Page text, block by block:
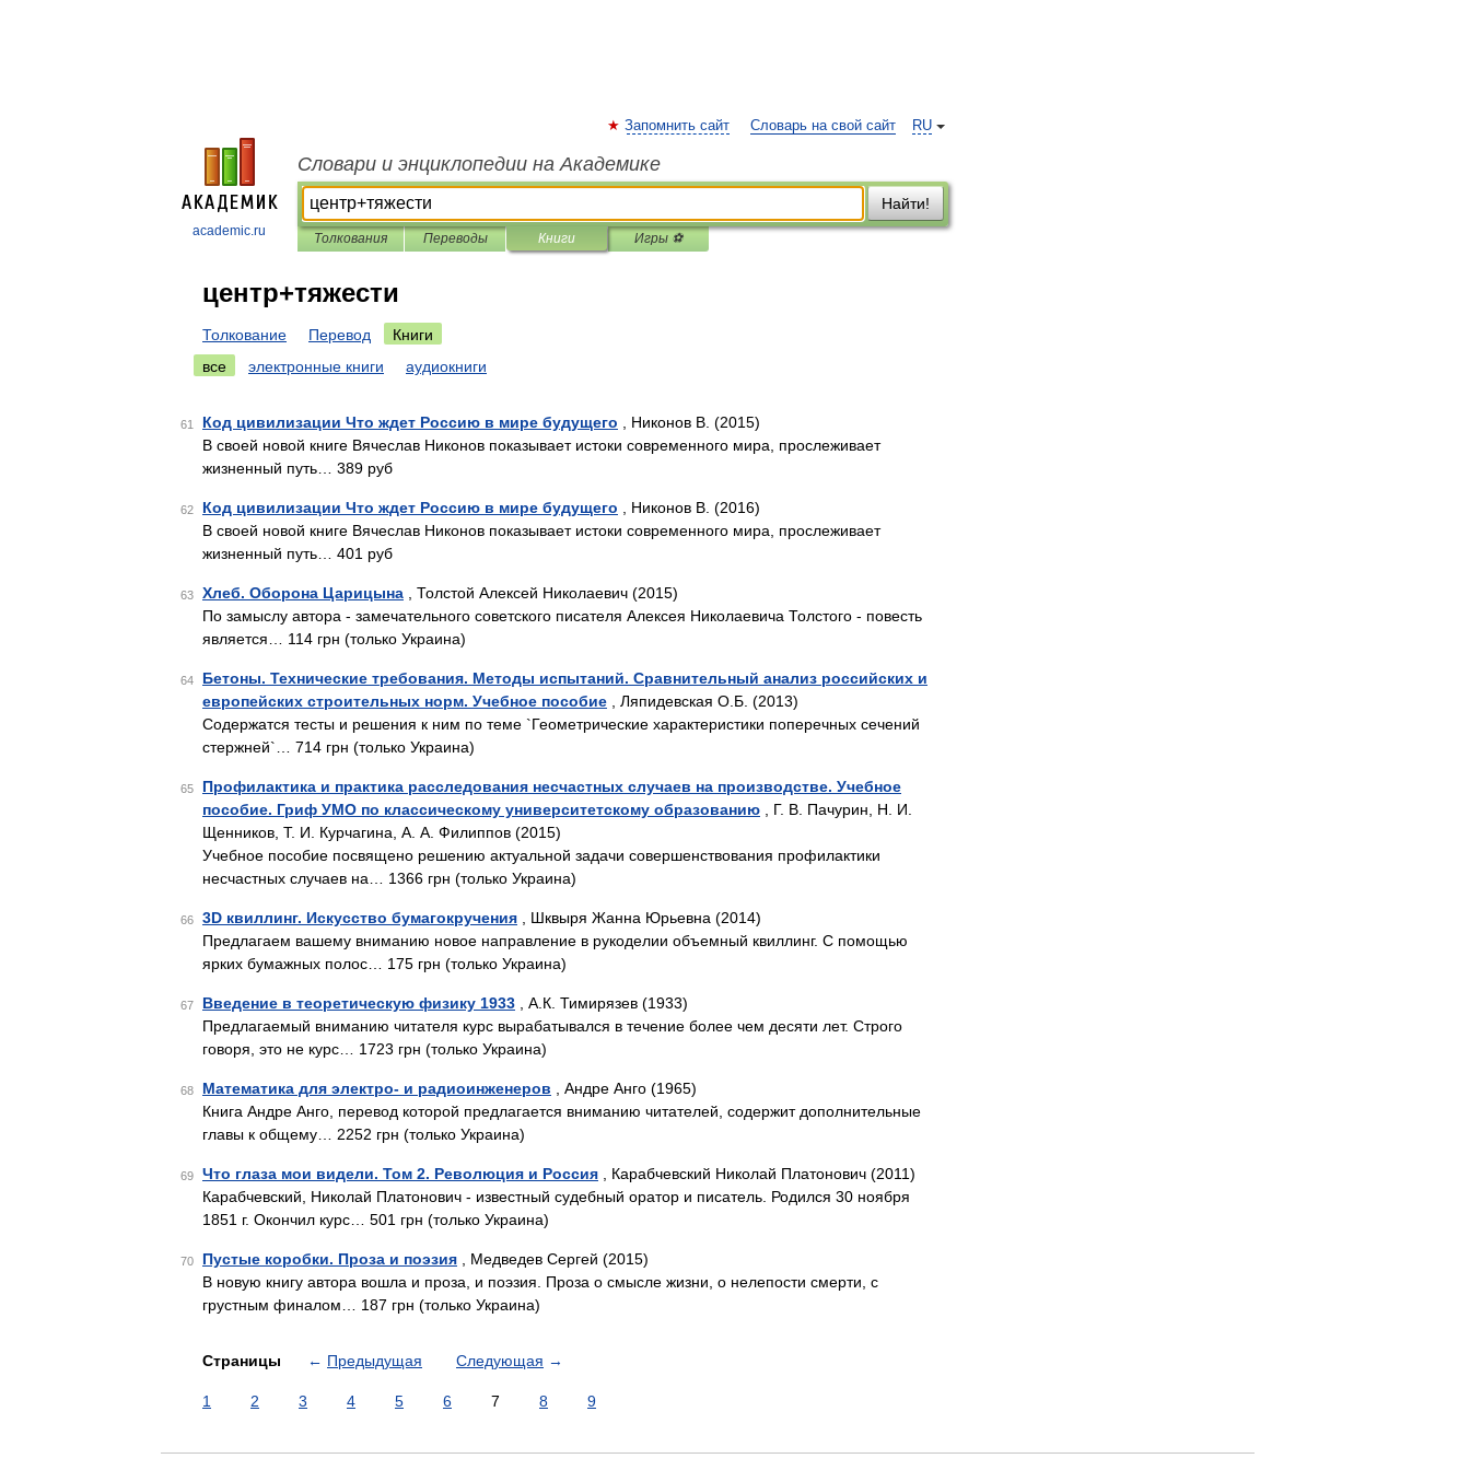
academic.ru
RU
Запомнить сайт Словарь на свой сайт
Словари и энциклопедии на Академике
Найти!
Толкования Переводы Книги Игры ⚽
центр+тяжести
Толкование Перевод
Книги
все
электронные книги аудиокниги
61 Код цивилизации Что ждет Россию в мире будущего , Никонов В. (2015)
В своей новой книге Вячеслав Никонов показывает истоки современного мира, прослеживает
жизненный путь… 389 руб
62 Код цивилизации Что ждет Россию в мире будущего , Никонов В. (2016)
В своей новой книге Вячеслав Никонов показывает истоки современного мира, прослеживает
жизненный путь… 401 руб
63 Хлеб. Оборона Царицына , Толстой Алексей Николаевич (2015)
По замыслу автора - замечательного советского писателя Алексея Николаевича Толстого - повесть
является… 114 грн (только Украина)
64
Бетоны. Технические требования. Методы испытаний. Сравнительный анализ российских и
европейских строительных норм. Учебное пособие , Ляпидевская О.Б. (2013)
Содержатся тесты и решения к ним по теме `Геометрические характеристики поперечных сечений
стержней`… 714 грн (только Украина)
65
Профилактика и практика расследования несчастных случаев на производстве. Учебное
пособие. Гриф УМО по классическому университетскому образованию , Г. В. Пачурин, Н. И.
Щенников, Т. И. Курчагина, А. А. Филиппов (2015)
Учебное пособие посвящено решению актуальной задачи совершенствования профилактики
несчастных случаев на… 1366 грн (только Украина)
66 3D квиллинг. Искусство бумагокручения , Шквыря Жанна Юрьевна (2014)
Предлагаем вашему вниманию новое направление в рукоделии объемный квиллинг. С помощью
ярких бумажных полос… 175 грн (только Украина)
67 Введение в теоретическую физику 1933 , А.К. Тимирязев (1933)
Предлагаемый вниманию читателя курс вырабатывался в течение более чем десяти лет. Строго
говоря, это не курс… 1723 грн (только Украина)
68 Математика для электро- и радиоинженеров , Андре Анго (1965)
Книга Андре Анго, перевод которой предлагается вниманию читателей, содержит дополнительные
главы к общему… 2252 грн (только Украина)
69 Что глаза мои видели. Том 2. Революция и Россия , Карабчевский Николай Платонович (2011)
Карабчевский, Николай Платонович - известный судебный оратор и писатель. Родился 30 ноября
1851 г. Окончил курс… 501 грн (только Украина)
70 Пустые коробки. Проза и поэзия , Медведев Сергей (2015)
В новую книгу автора вошла и проза, и поэзия. Проза о смысле жизни, о нелепости смерти, с
грустным финалом… 187 грн (только Украина)
Страницы ← Предыдущая Следующая →
1 2 3 4 5 6 7 8 9